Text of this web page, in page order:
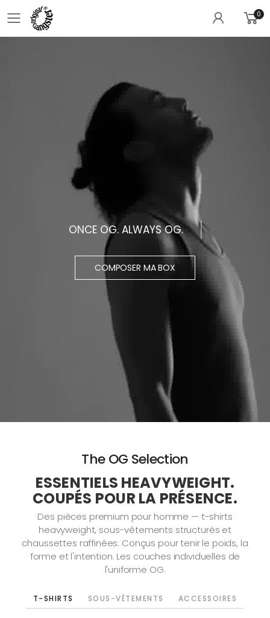
Toggle mobile menu
0
ONCE OG. ALWAYS OG.
COMPOSER MA BOX
The OG Selection
ESSENTIELS HEAVYWEIGHT.
COUPÉS POUR LA PRÉSENCE.
Des pièces premium pour homme — t-shirts
heavyweight, sous-vêtements structurés et
chaussettes raffinées. Conçus pour tenir le poids, la
forme et l'intention. Les couches individuelles de
l'uniforme OG.
T-SHIRTS SOUS-VÊTEMENTS ACCESSOIRES